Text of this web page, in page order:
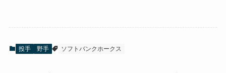
投手 野手 ソフトバンクホークス